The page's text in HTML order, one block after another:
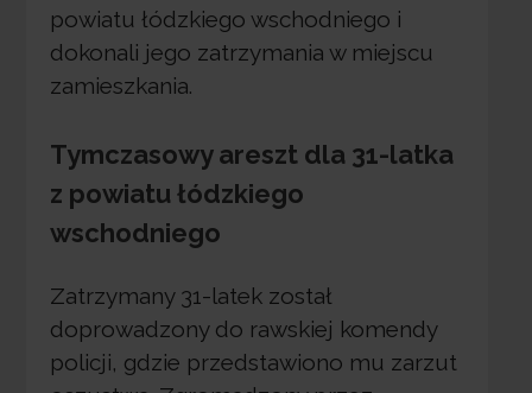
powiatu łódzkiego wschodniego i
dokonali jego zatrzymania w miejscu
zamieszkania.
Tymczasowy areszt dla 31-latka
z powiatu łódzkiego
wschodniego
Zatrzymany 31-latek został
doprowadzony do rawskiej komendy
policji, gdzie przedstawiono mu zarzut